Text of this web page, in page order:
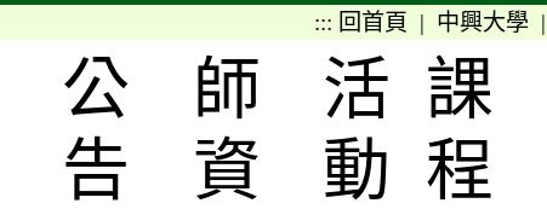
::: 回首頁 | 中興大學|
公
告
師
資
活
動
課
程